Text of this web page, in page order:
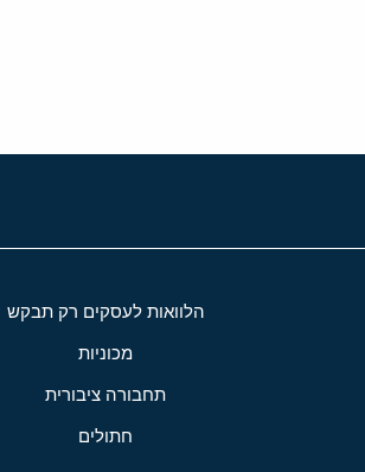
הלוואות לעסקים רק תבקש
מכוניות
תחבורה ציבורית
חתולים